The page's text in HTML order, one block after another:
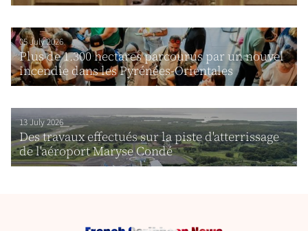
05 July 2026
Plus de 1.300 hectares parcourus par un nouvel
incendie dans les Pyrénées-Orientales
13 July 2026
Des travaux effectués sur la piste d'atterrissage
de l'aéroport Maryse Condé